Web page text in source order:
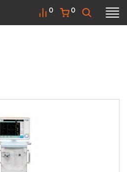
0
0